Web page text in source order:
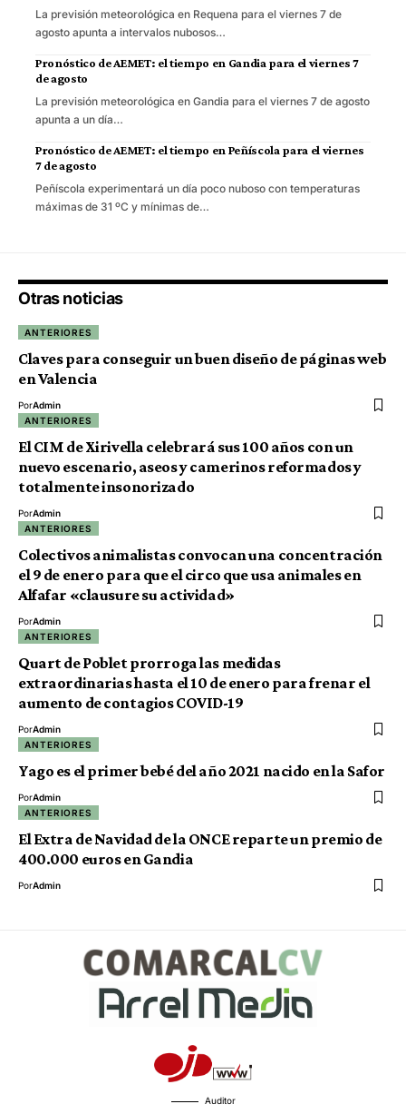
La previsión meteorológica en Requena para el viernes 7 de
agosto apunta a intervalos nubosos…
Pronóstico de AEMET: el tiempo en Gandia para el viernes 7
de agosto
La previsión meteorológica en Gandia para el viernes 7 de agosto
apunta a un día…
Pronóstico de AEMET: el tiempo en Peñíscola para el viernes
7 de agosto
Peñíscola experimentará un día poco nuboso con temperaturas
máximas de 31 ºC y mínimas de…
Otras noticias
ANTERIORES
Claves para conseguir un buen diseño de páginas web
en Valencia
PorAdmin
ANTERIORES
El CIM de Xirivella celebrará sus 100 años con un
nuevo escenario, aseos y camerinos reformados y
totalmente insonorizado
PorAdmin
ANTERIORES
Colectivos animalistas convocan una concentración
el 9 de enero para que el circo que usa animales en
Alfafar «clausure su actividad»
PorAdmin
ANTERIORES
Quart de Poblet prorroga las medidas
extraordinarias hasta el 10 de enero para frenar el
aumento de contagios COVID-19
PorAdmin
ANTERIORES
Yago es el primer bebé del año 2021 nacido en la Safor
PorAdmin
ANTERIORES
El Extra de Navidad de la ONCE reparte un premio de
400.000 euros en Gandia
PorAdmin
Auditor